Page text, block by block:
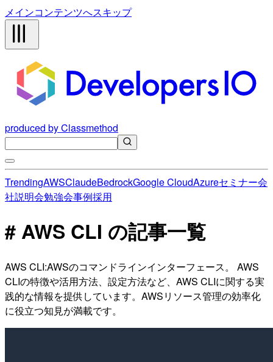
メインコンテンツへスキップ
produced by Classmethod
TrendingAWSClaudeBedrockGoogle CloudAzureセミナー会
社説明会勉強会事例採用
# AWS CLI の記事一覧
AWS CLI:AWSのコマンドラインインターフェース。 AWS
CLIの特徴や活用方法、設定方法など、AWS CLIに関する実
践的な情報を提供しています。AWSリソース管理の効率化
に役立つ知見が満載です。